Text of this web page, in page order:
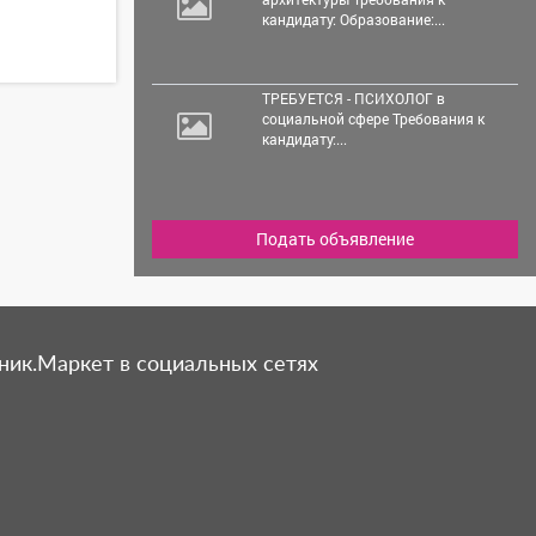
кандидату: Образование:...
ТРЕБУЕТСЯ - ПСИХОЛОГ в
социальной сфере Требования к
кандидату:...
Подать объявление
в социальных сетях